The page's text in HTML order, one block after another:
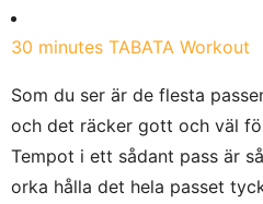
30 minutes TABATA Workout
Som du ser är de flesta
och det räcker gott och väl
Tempot i ett sådant pass är
orka hålla det hela passet